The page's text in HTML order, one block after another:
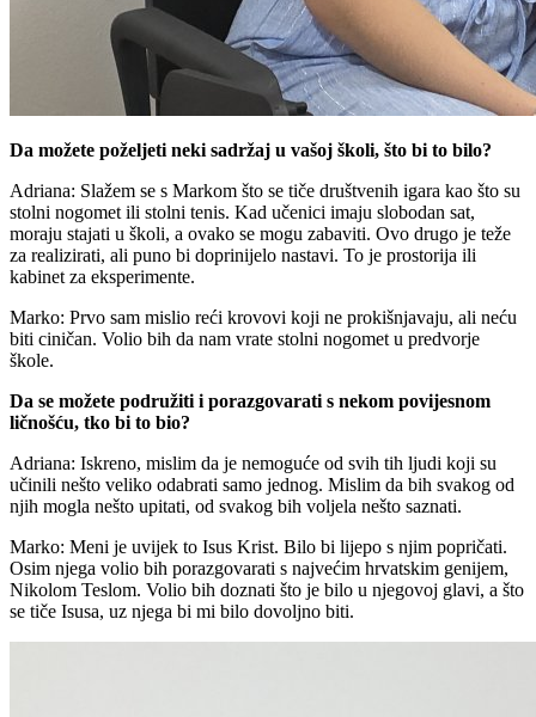
Da možete poželjeti neki sadržaj u vašoj školi, što bi to bilo?
Adriana: Slažem se s Markom što se tiče društvenih igara kao što su
stolni nogomet ili stolni tenis. Kad učenici imaju slobodan sat,
moraju stajati u školi, a ovako se mogu zabaviti. Ovo drugo je teže
za realizirati, ali puno bi doprinijelo nastavi. To je prostorija ili
kabinet za eksperimente.
Marko: Prvo sam mislio reći krovovi koji ne prokišnjavaju, ali neću
biti ciničan. Volio bih da nam vrate stolni nogomet u predvorje
škole.
Da se možete podružiti i porazgovarati s nekom povijesnom
ličnošću, tko bi to bio?
Adriana: Iskreno, mislim da je nemoguće od svih tih ljudi koji su
učinili nešto veliko odabrati samo jednog. Mislim da bih svakog od
njih mogla nešto upitati, od svakog bih voljela nešto saznati.
Marko: Meni je uvijek to Isus Krist. Bilo bi lijepo s njim popričati.
Osim njega volio bih porazgovarati s najvećim hrvatskim genijem,
Nikolom Teslom. Volio bih doznati što je bilo u njegovoj glavi, a što
se tiče Isusa, uz njega bi mi bilo dovoljno biti.